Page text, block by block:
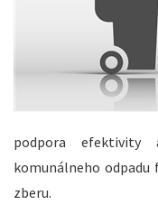
podpora efektivity
komunálneho odpadu
zberu.